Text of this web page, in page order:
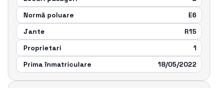
Normă poluare
E6
Jante
R15
Proprietari
1
Prima înmatriculare
18/05/2022